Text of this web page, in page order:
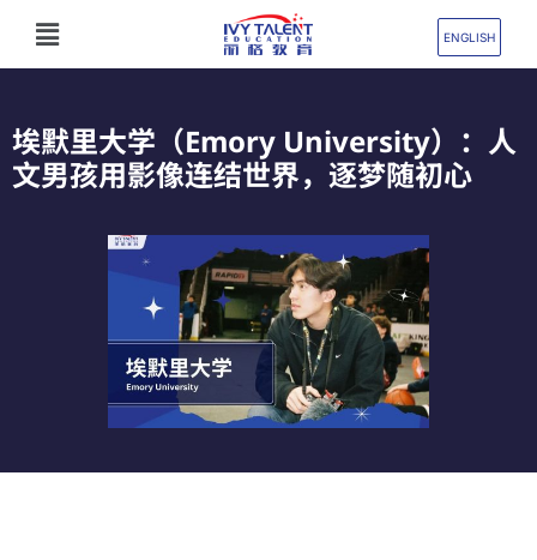
内
Flyout
Menu
ENGLISH
埃默里大学（Emory University）：人
文男孩用影像连结世界，逐梦随初心